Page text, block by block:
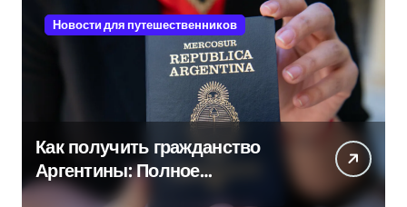
Новости для путешественников
Как получить гражданство
Аргентины: Полное
руководство